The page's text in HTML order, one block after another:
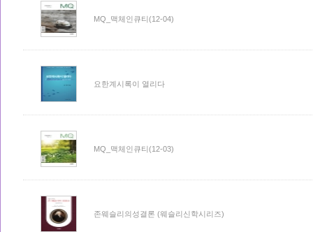
MQ_맥체인큐티(12-04)
요한계시록이 열리다
MQ_맥체인큐티(12-03)
존웨슬리의성결론 (웨슬리신학시리즈)